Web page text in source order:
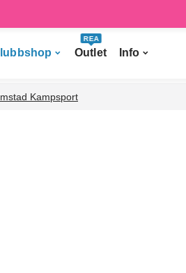
Outlet
REA
Info
Kampsport